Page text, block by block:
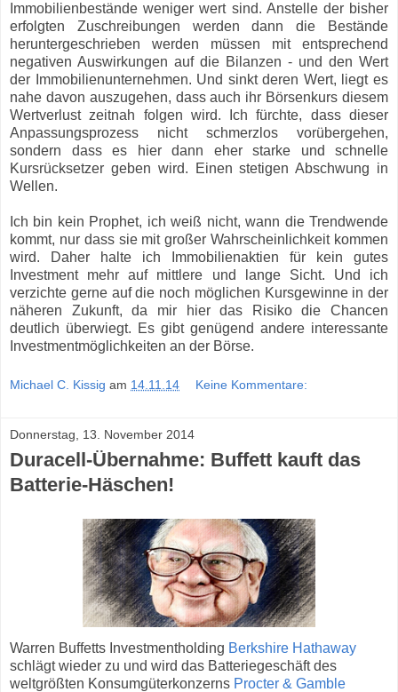
Immobilienbestände weniger wert sind. Anstelle der bisher
erfolgten Zuschreibungen werden dann die Bestände
heruntergeschrieben werden müssen mit entsprechend
negativen Auswirkungen auf die Bilanzen - und den Wert
der Immobilienunternehmen. Und sinkt deren Wert, liegt es
nahe davon auszugehen, dass auch ihr Börsenkurs diesem
Wertverlust zeitnah folgen wird. Ich fürchte, dass dieser
Anpassungsprozess nicht schmerzlos vorübergehen,
sondern dass es hier dann eher starke und schnelle
Kursrücksetzer geben wird. Einen stetigen Abschwung in
Wellen.
Ich bin kein Prophet, ich weiß nicht, wann die Trendwende
kommt, nur dass sie mit großer Wahrscheinlichkeit kommen
wird. Daher halte ich Immobilienaktien für kein gutes
Investment mehr auf mittlere und lange Sicht. Und ich
verzichte gerne auf die noch möglichen Kursgewinne in der
näheren Zukunft, da mir hier das Risiko die Chancen
deutlich überwiegt. Es gibt genügend andere interessante
Investmentmöglichkeiten an der Börse.
Michael C. Kissig am 14.11.14 Keine Kommentare:
Donnerstag, 13. November 2014
Duracell-Übernahme: Buffett kauft das
Batterie-Häschen!
Warren Buffetts Investmentholding Berkshire Hathaway
schlägt wieder zu und wird das Batteriegeschäft des
weltgrößten Konsumgüterkonzerns Procter & Gamble